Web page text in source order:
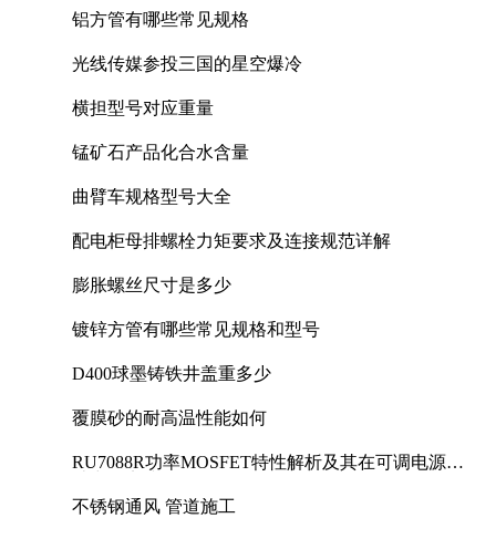
铝方管有哪些常见规格
光线传媒参投三国的星空爆冷
横担型号对应重量
锰矿石产品化合水含量
曲臂车规格型号大全
配电柜母排螺栓力矩要求及连接规范详解
膨胀螺丝尺寸是多少
镀锌方管有哪些常见规格和型号
D400球墨铸铁井盖重多少
覆膜砂的耐高温性能如何
RU7088R功率MOSFET特性解析及其在可调电源设
不锈钢通风 管道施工